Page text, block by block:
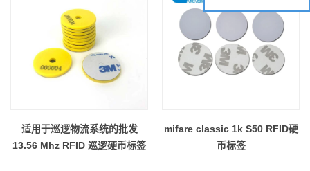
适用于巡逻物流系统的批发
13.56 Mhz RFID 巡逻硬币标签
mifare classic 1k S50 RFID硬
币标签